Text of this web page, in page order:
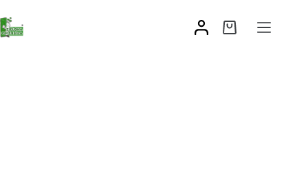
Zaślepka pod dystans do zawiasu na skrzydło